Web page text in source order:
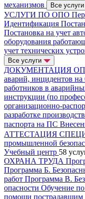
механизмов
Все услуги
УСЛУГИ ПО ОПО
Идентификация
Постановка на учет
оборудования
учет технических
Все услуги
ДОКУМЕНТАЦИЯ
аварий, инцидентов
работников в
инструкции (по
организационно-
разработке
паспорта на ПС
АТТЕСТАЦИЯ
промышленной
Учебный центр 58
ОХРАНА ТРУДА
Программа Б.
работ Программа В.
опасности Обучение
помощи пострадавшим